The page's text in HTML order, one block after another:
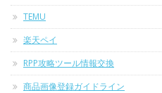
TEMU
楽天ペイ
RPP攻略ツール情報交換
商品画像登録ガイドライン